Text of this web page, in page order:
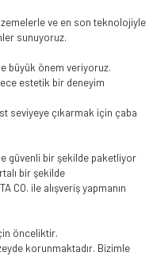
ve en son teknolojiyle
sunuyoruz.
büyük önem veriyoruz.
estetik bir deneyim
seviyeye çıkarmak için çaba
güvenli bir şekilde paketliyor
bir şekilde
CO. ile alışveriş yapmanın
önceliktir.
korunmaktadır. Bizimle